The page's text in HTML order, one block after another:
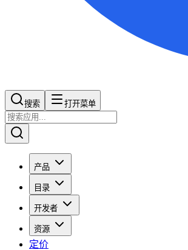
搜索​​​​ 打开菜单
产品
目录
开发者
资源
定价